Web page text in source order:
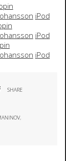
iPod
iPod
iPod
SHARE
,